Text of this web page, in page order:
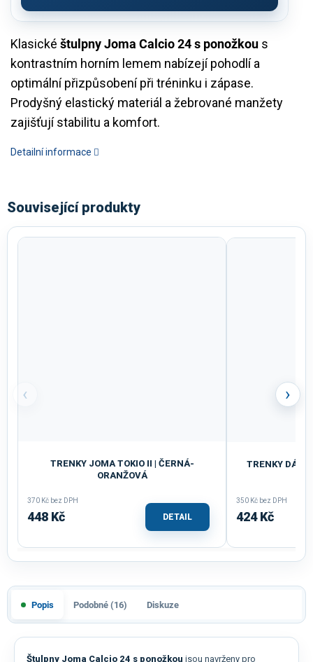
Klasické štulpny Joma Calcio 24 s ponožkou s
kontrastním horním lemem nabízejí pohodlí a
optimální přizpůsobení při tréninku i zápase.
Prodyšný elastický materiál a žebrované manžety
zajišťují stabilitu a komfort.
Detailní informace
Související produkty
‹
TRENKY JOMA TOKIO II | ČERNÁ-
ORANŽOVÁ
370 Kč bez DPH
448 Kč DETAIL
TRENKY
350 Kč bez DPH
424 Kč
›
Popis Podobné (16) Diskuze
Štulpny Joma Calcio 24 s ponožkou jsou navrženy pro